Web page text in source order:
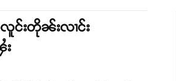
င်းတိုၼ်းလၢင်း